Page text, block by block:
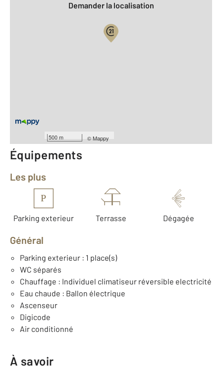
500 m ©Mappy
Demander la localisation
Année construction : 2007
Équipements
Les plus
P
Parking exterieur Terrasse Dégagée
Général
Parking exterieur : 1 place(s)
WC séparés
Chauffage : Individuel climatiseur réversible electricité
Eau chaude : Ballon électrique
Ascenseur
Digicode
Air conditionné
À savoir